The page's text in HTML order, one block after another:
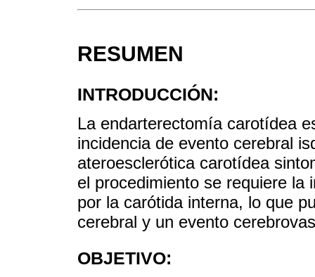
RESUMEN
INTRODUCCIÓN:
La endarterectomía carotídea
incidencia de evento cerebral
ateroesclerótica carotídea
el procedimiento se requiere la
por la carótida interna, lo que
cerebral y un evento
OBJETIVO: